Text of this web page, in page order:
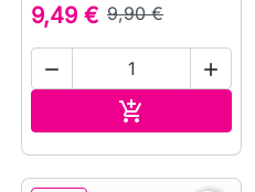
9,49 € 9,90 €
 
